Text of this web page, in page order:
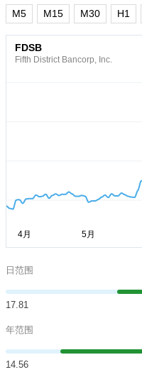
M5 M15 M30 H1
FDSB
Fifth District Bancorp, Inc.
日范围
17.81
年范围
14.56